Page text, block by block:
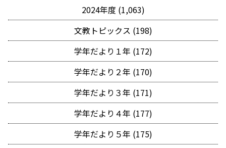
2024年度 (1,063)
文教トピックス (198)
学年だより１年 (172)
学年だより２年 (170)
学年だより３年 (171)
学年だより４年 (177)
学年だより５年 (175)